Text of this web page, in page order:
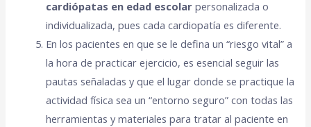
cardiópatas en edad escolar personalizada o
individualizada, pues cada cardiopatía es diferente.
En los pacientes en que se le defina un “riesgo vital” a
la hora de practicar ejercicio, es esencial seguir las
pautas señaladas y que el lugar donde se practique la
actividad física sea un “entorno seguro” con todas las
herramientas y materiales para tratar al paciente en